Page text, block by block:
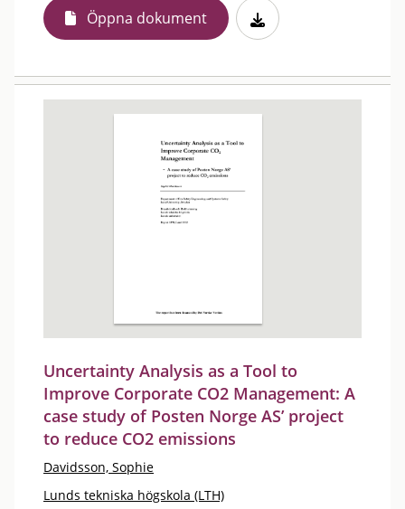
Öppna dokument
Uncertainty Analysis as a Tool to
Improve Corporate CO2 Management: A
case study of Posten Norge AS’ project
to reduce CO2 emissions
Davidsson, Sophie
Lunds tekniska högskola (LTH)